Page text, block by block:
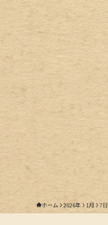
ホーム 2026年 1月 7日